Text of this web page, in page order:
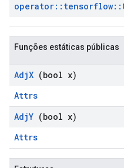
operator:: tensorflow::
Funções estáticas públicas
AdjX (bool x)
Attrs
AdjY (bool x)
Attrs